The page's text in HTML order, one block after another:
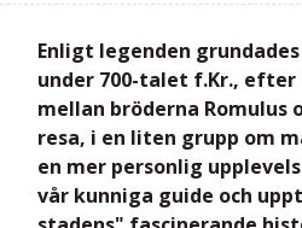
Enligt legenden
under 700-talet f.Kr.,
mellan bröderna Romulus
resa, i en liten grupp om
en mer personlig
vår kunniga guide och